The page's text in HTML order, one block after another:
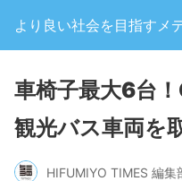
より良い社会を目指すメ
車椅子最大6台
観光バス車両を
HIFUMIYO TIMES 編集